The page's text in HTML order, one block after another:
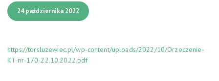
24 października 2022
https://torsluzewiec.pl/wp-content/uploads/2022/10/Orzeczenie-
KT-nr-170-22.10.2022.pdf